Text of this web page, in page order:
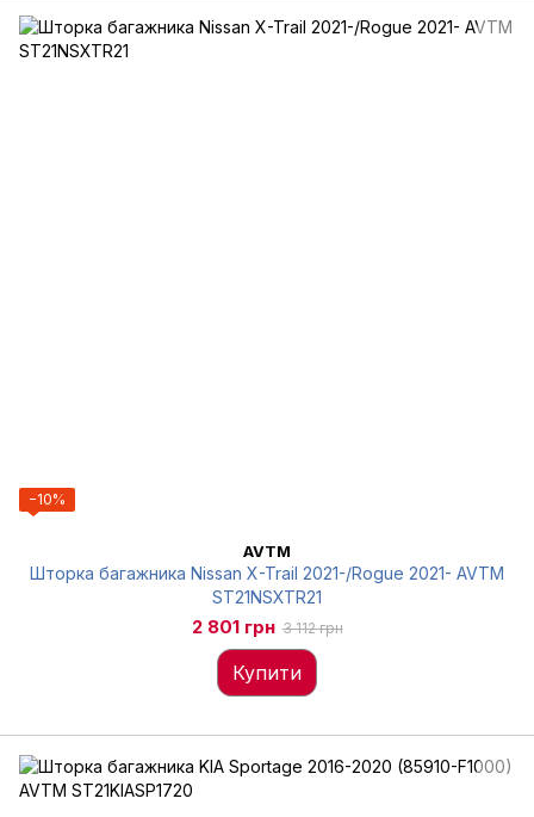
−10%
AVTM
Шторка багажника Nissan X-Trail 2021-/Rogue 2021- AVTM
ST21NSXTR21
2 801 грн 3 112 грн
Купити